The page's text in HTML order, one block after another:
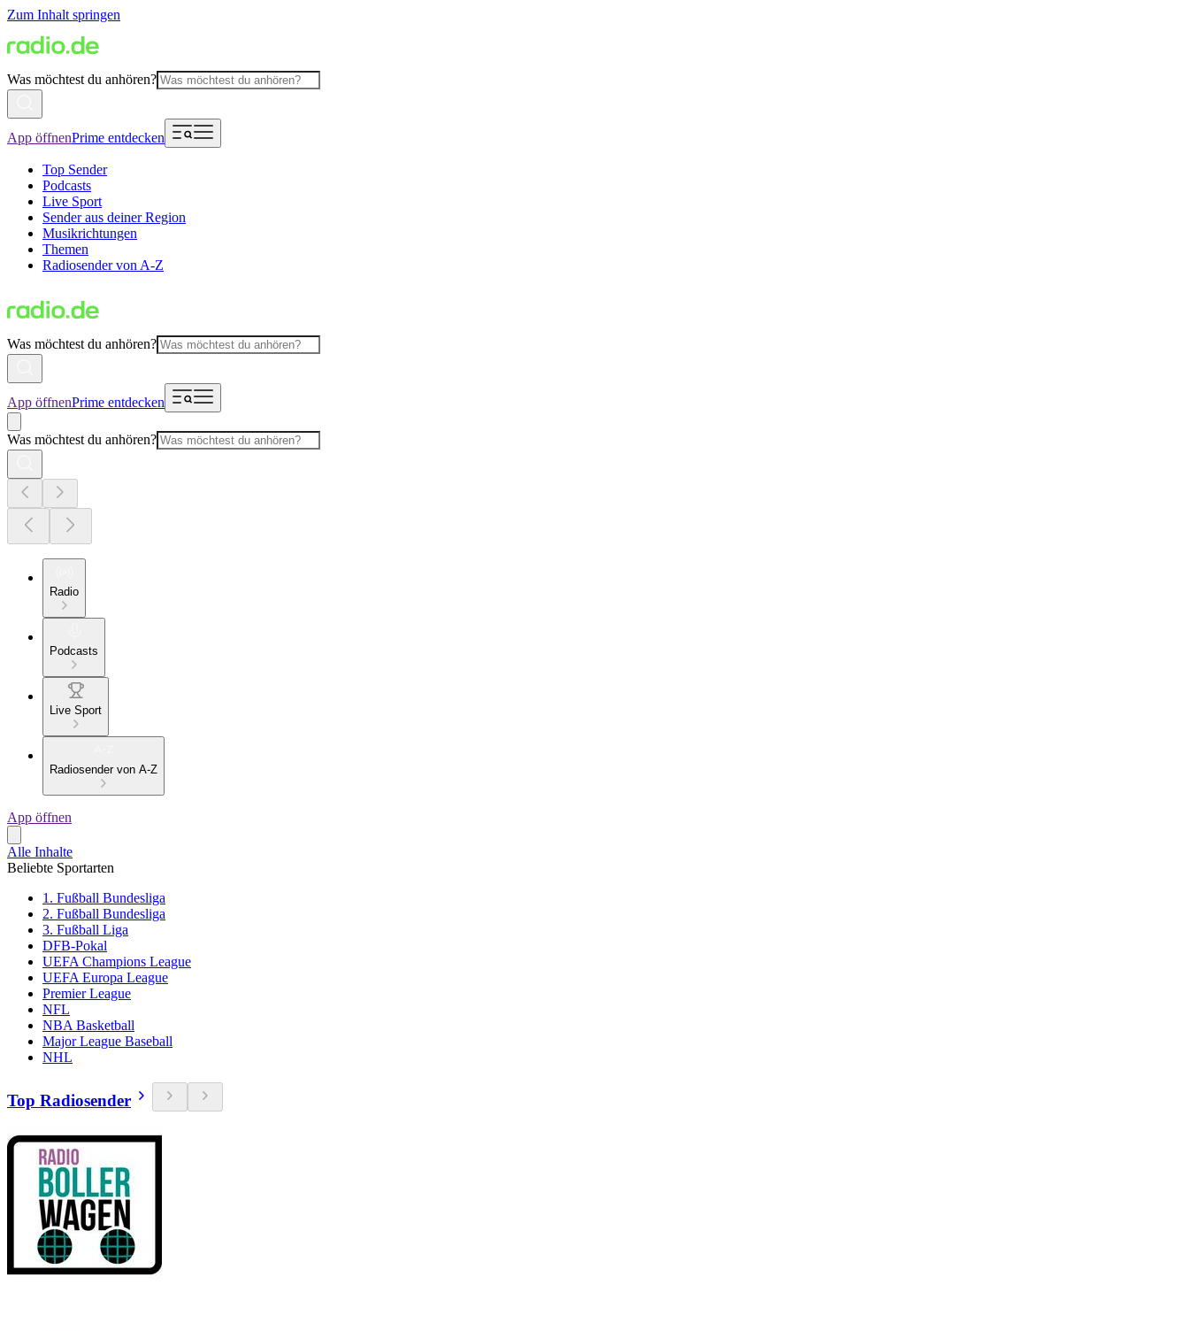
Zum Inhalt springen
Was möchtest du anhören?
App öffnenPrime entdecken
Top Sender
Podcasts
Live Sport
Sender aus deiner Region
Musikrichtungen
Themen
Radiosender von A-Z
Was möchtest du anhören?
App öffnenPrime entdecken
Was möchtest du anhören?
Radio
Podcasts
Live Sport
Radiosender von A-Z
App öffnen
Alle Inhalte
Beliebte Sportarten
1. Fußball Bundesliga
2. Fußball Bundesliga
3. Fußball Liga
DFB-Pokal
UEFA Champions League
UEFA Europa League
Premier League
NFL
NBA Basketball
Major League Baseball
NHL
Top Radiosender